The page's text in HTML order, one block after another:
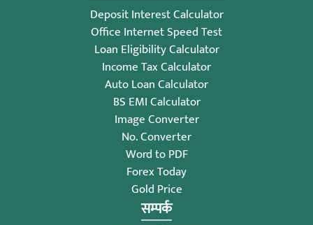
Deposit Interest Calculator
Office Internet Speed Test
Loan Eligibility Calculator
Income Tax Calculator
Auto Loan Calculator
BS EMI Calculator
Image Converter
No. Converter
Word to PDF
Forex Today
Gold Price
सम्पर्क